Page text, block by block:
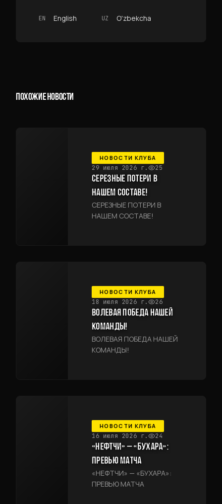
EN English UZ O'zbekcha
ПОХОЖИЕ НОВОСТИ
НОВОСТИ КЛУБА
29 июля 2026 г. 25
СЕРЕЗНЫЕ ПОТЕРИ В
НАШЕМ СОСТАВЕ!
СЕРЕЗНЫЕ ПОТЕРИ В
НАШЕМ СОСТАВЕ!
НОВОСТИ КЛУБА
18 июля 2026 г. 26
ВОЛЕВАЯ ПОБЕДА НАШЕЙ
КОМАНДЫ!
ВОЛЕВАЯ ПОБЕДА НАШЕЙ
КОМАНДЫ!
НОВОСТИ КЛУБА
16 июля 2026 г. 24
«НЕФТЧИ» — «БУХАРА»:
ПРЕВЬЮ МАТЧА
«НЕФТЧИ» — «БУХАРА»:
ПРЕВЬЮ МАТЧА